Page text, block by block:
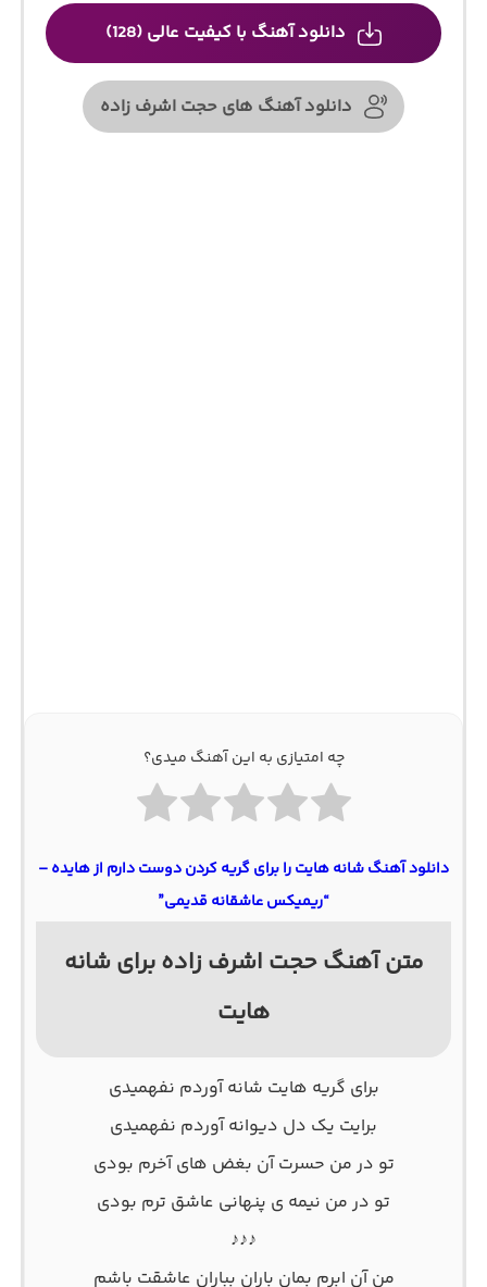
دانلود آهنگ با کیفیت عالی (128)
دانلود آهنگ های حجت اشرف زاده
چه امتیازی به این آهنگ میدی؟
دانلود آهنگ شانه هایت را برای گریه کردن دوست دارم از هایده –
“ریمیکس عاشقانه قدیمی”
متن آهنگ حجت اشرف زاده برای شانه
هایت
برای گریه هایت شانه آوردم نفهمیدی
برایت یک دل دیوانه آوردم نفهمیدی
تو در من حسرت آن بغض های آخرم بودی
تو در من نیمه ی پنهانی عاشق ترم بودی
♪♪♪
من آن ابرم بمان باران بباران عاشقت باشم